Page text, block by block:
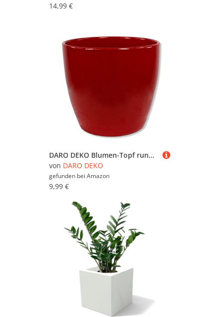
14,99 €
DARO DEKO Blumen-Topf rund Keramik Übertopf Ø 15 x 14cm rot
von DARO DEKO
gefunden bei Amazon
9,99 €